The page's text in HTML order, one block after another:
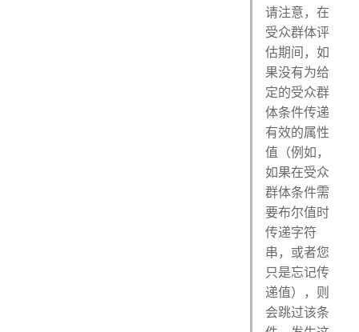
请注意，在
受众群体评
估期间，如
果没有为给
定的受众群
体条件传递
有效的属性
值（例如，
如果在受众
群体条件需
要布尔值时
传递字符
串，或者您
只是忘记传
递值），则
会跳过该条